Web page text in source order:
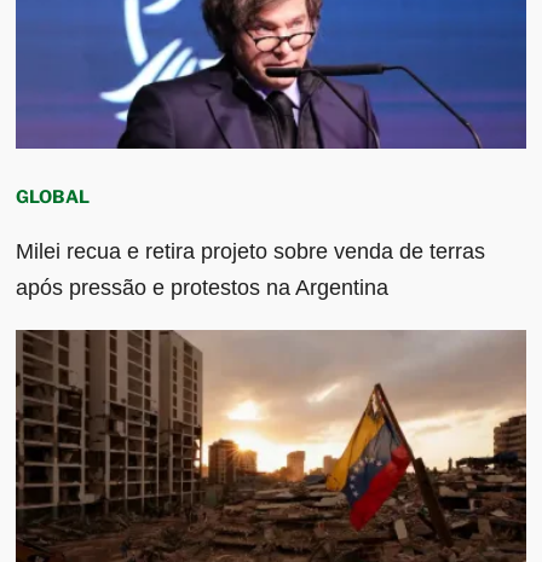
GLOBAL
Milei recua e retira projeto sobre venda de terras
após pressão e protestos na Argentina